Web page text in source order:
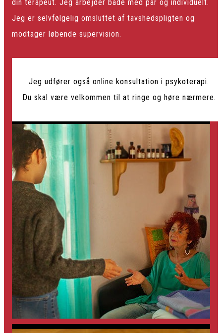
din terapeut. Jeg arbejder både med par og individuelt.
Jeg er selvfølgelig omsluttet af tavshedspligten og
modtager løbende supervision.
Jeg udfører også online konsultation i psykoterapi.
Du skal være velkommen til at ringe og høre nærmere.